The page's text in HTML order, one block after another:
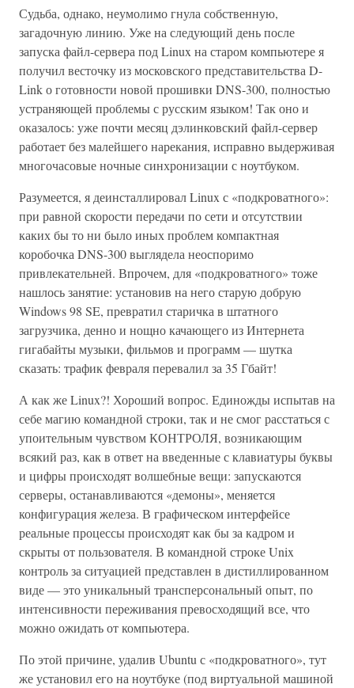
Судьба, однако, неумолимо гнула собственную,
загадочную линию. Уже на следующий день после
запуска файл-сервера под Linux на старом компьютере я
получил весточку из московского представительства D-
Link о готовности новой прошивки DNS-300, полностью
устраняющей проблемы с русским языком! Так оно и
оказалось: уже почти месяц дэлинковский файл-сервер
работает без малейшего нарекания, исправно выдерживая
многочасовые ночные синхронизации с ноутбуком.
Разумеется, я деинсталлировал Linux с «подкроватного»:
при равной скорости передачи по сети и отсутствии
каких бы то ни было иных проблем компактная
коробочка DNS-300 выглядела неоспоримо
привлекательней. Впрочем, для «подкроватного» тоже
нашлось занятие: установив на него старую добрую
Windows 98 SE, превратил старичка в штатного
загрузчика, денно и нощно качающего из Интернета
гигабайты музыки, фильмов и программ — шутка
сказать: трафик февраля перевалил за 35 Гбайт!
А как же Linux?! Хороший вопрос. Единожды испытав на
себе магию командной строки, так и не смог расстаться с
упоительным чувством КОНТРОЛЯ, возникающим
всякий раз, как в ответ на введенные с клавиатуры буквы
и цифры происходят волшебные вещи: запускаются
серверы, останавливаются «демоны», меняется
конфигурация железа. В графическом интерфейсе
реальные процессы происходят как бы за кадром и
скрыты от пользователя. В командной строке Unix
контроль за ситуацией представлен в дистиллированном
виде — это уникальный трансперсональный опыт, по
интенсивности переживания превосходящий все, что
можно ожидать от компьютера.
По этой причине, удалив Ubuntu с «подкроватного», тут
же установил его на ноутбуке (под виртуальной машиной